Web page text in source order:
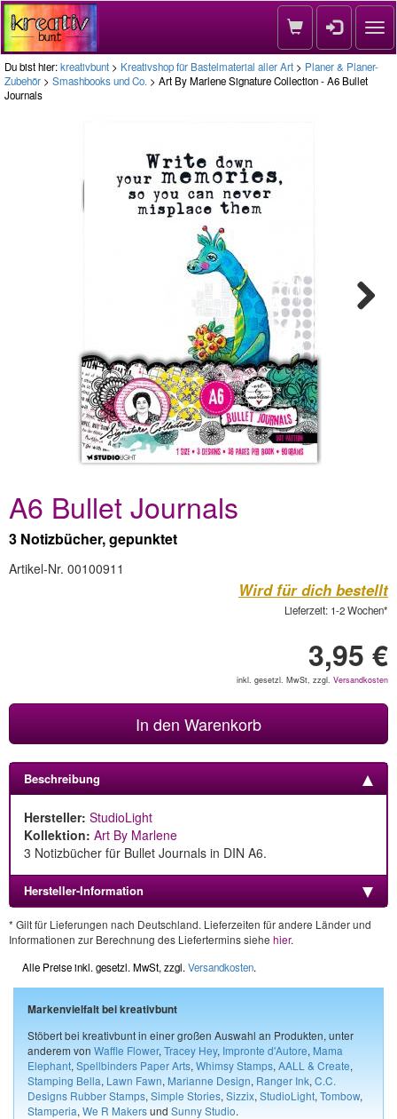
Du bist hier:kreativbunt > Kreativshop für Bastelmaterial aller Art > Planer & Planer-
Zubehör > Smashbooks und Co. > Art By Marlene Signature Collection - A6 Bullet
Journals
A6 Bullet Journals
3 Notizbücher, gepunktet
Artikel-Nr. 00100911
Wird für dich bestellt
Lieferzeit: 1-2 Wochen*
3,95 €
inkl. gesetzl. MwSt, zzgl. Versandkosten
In den Warenkorb
Beschreibung
Hersteller: StudioLight
Kollektion: Art By Marlene
3 Notizbücher für Bullet Journals in DIN A6.
Hersteller-Information
* Gilt für Lieferungen nach Deutschland. Lieferzeiten für andere Länder und
Informationen zur Berechnung des Liefertermins siehe hier.
Alle Preise inkl. gesetzl. MwSt, zzgl. Versandkosten.
Markenvielfalt bei kreativbunt
Stöbert bei kreativbunt in einer großen Auswahl an Produkten, unter
anderem von Waffle Flower, Tracey Hey, Impronte d'Autore, Mama
Elephant, Spellbinders Paper Arts, Whimsy Stamps, AALL & Create,
Stamping Bella, Lawn Fawn, Marianne Design, Ranger Ink, C.C.
Designs Rubber Stamps, Simple Stories, Sizzix, StudioLight, Tombow,
Stamperia, We R Makersund Sunny Studio.